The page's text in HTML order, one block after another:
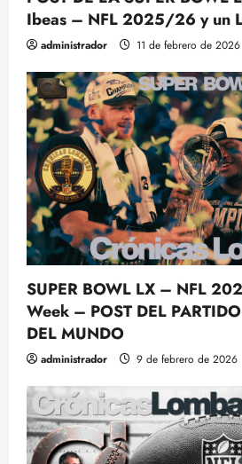
Ibeas – NFL 2025/26 y un
administrador 11 de febrero de 2026
SUPER BOWL LX – NFL
Week – POST DEL
DEL MUNDO
administrador 9 de febrero de 2026